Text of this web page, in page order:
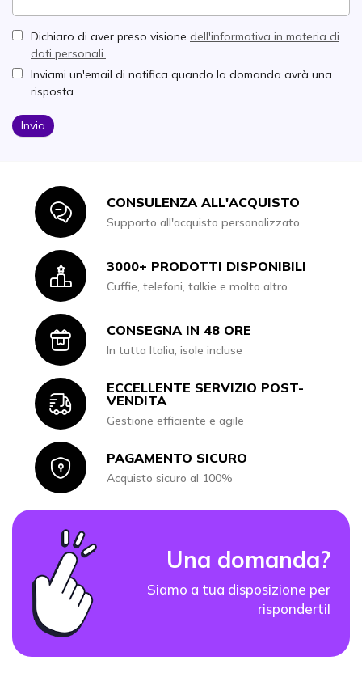
Dichiaro di aver preso visione dell'informativa in materia di
dati personali.
Inviami un'email di notifica quando la domanda avrà una
risposta
Invia
IconCONSULENZA ALL'ACQUISTO
Supporto all'acquisto personalizzato
Icon3000+ PRODOTTI DISPONIBILI
Cuffie, telefoni, talkie e molto altro
IconCONSEGNA IN 48 ORE
In tutta Italia, isole incluse
Icon
ECCELLENTE SERVIZIO POST-
VENDITA
Gestione efficiente e agile
IconPAGAMENTO SICURO
Acquisto sicuro al 100%
Una domanda?
Siamo a tua disposizione per
risponderti!